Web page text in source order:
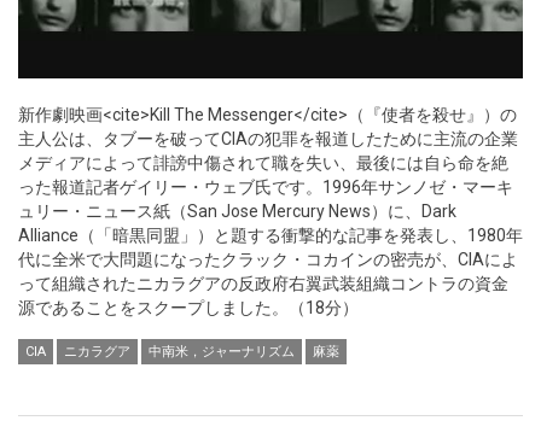
新作劇映画<cite>Kill The Messenger</cite>（『使者を殺せ』）の
主人公は、タブーを破ってCIAの犯罪を報道したために主流の企業
メディアによって誹謗中傷されて職を失い、最後には自ら命を絶
った報道記者ゲイリー・ウェブ氏です。1996年サンノゼ・マーキ
ュリー・ニュース紙（San Jose Mercury News）に、Dark
Alliance（「暗黒同盟」）と題する衝撃的な記事を発表し、1980年
代に全米で大問題になったクラック・コカインの密売が、CIAによ
って組織されたニカラグアの反政府右翼武装組織コントラの資金
源であることをスクープしました。（18分）
CIA ニカラグア 中南米，ジャーナリズム 麻薬